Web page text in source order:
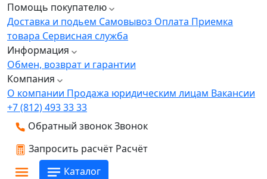
Помощь покупателю
Доставка и подьем Самовывоз Оплата Приемка
товара Сервисная служба
Информация
Обмен, возврат и гарантии
Компания
О компании Продажа юридическим лицам Вакансии
+7 (812) 493 33 33
Обратный звонокЗвонок
Запросить расчёт Расчёт
Каталог